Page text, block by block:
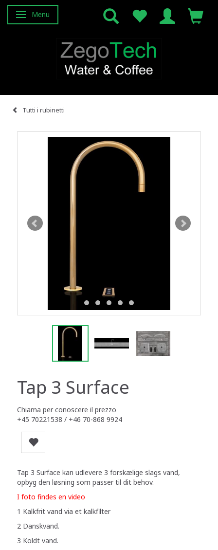
Attiva/disattiva navigazione
Menu
Tutti i rubinetti
Tap 3 Surface
Chiama per conoscere il prezzo
+45 70221538 / +46 70-868 9924
Tap 3 Surface kan udlevere 3 forskælige slags vand,
opbyg den løsning som passer til dit behov.
I foto findes en video
1 Kalkfrit vand via et kalkfilter
2 Danskvand.
3 Koldt vand.